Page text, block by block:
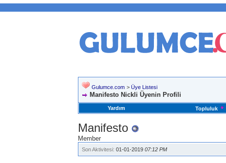
Gulumce.com > Üye Listesi
Manifesto Nickli Üyenin Profili
Yardım Topluluk
Manifesto
Member
Son Aktivitesi: 01-01-2019 07:12 PM